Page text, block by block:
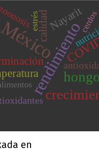
rendimiento
calidadNayaritcerdos
estrés
en